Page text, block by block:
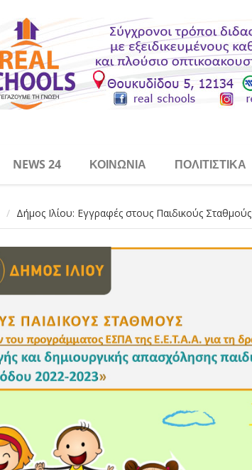
NEWS 24 ΚΟΙΝΩΝΊΑ ΠΟΛΙΤΙΣΤΙΚΆ
Δήμος Ιλίου: Εγγραφές στους Παιδικούς Σταθμούς